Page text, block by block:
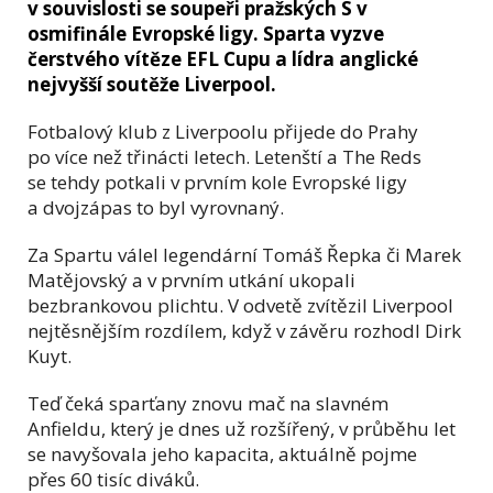
v souvislosti se soupeři pražských S v
osmifinále Evropské ligy. Sparta vyzve
čerstvého vítěze EFL Cupu a lídra anglické
nejvyšší soutěže Liverpool.
Fotbalový klub z Liverpoolu přijede do Prahy
po více než třinácti letech. Letenští a The Reds
se tehdy potkali v prvním kole Evropské ligy
a dvojzápas to byl vyrovnaný.
Za Spartu válel legendární Tomáš Řepka či Marek
Matějovský a v prvním utkání ukopali
bezbrankovou plichtu. V odvetě zvítězil Liverpool
nejtěsnějším rozdílem, když v závěru rozhodl Dirk
Kuyt.
Teď čeká sparťany znovu mač na slavném
Anfieldu, který je dnes už rozšířený, v průběhu let
se navyšovala jeho kapacita, aktuálně pojme
přes 60 tisíc diváků.